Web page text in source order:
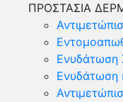
ΠΡΟΣΤΑΣΙΑ
Ενυδάτωση
Ενυδάτωση